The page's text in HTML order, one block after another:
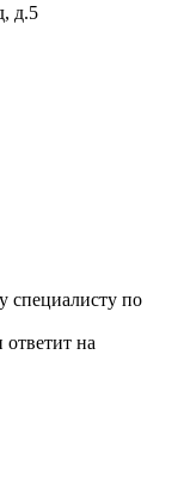
д.5
специалисту по
ответит на